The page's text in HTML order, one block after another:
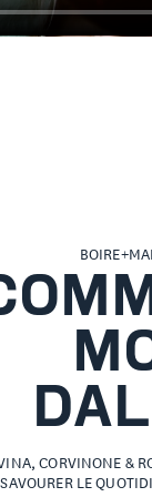
CORVINONE &
SAVOURER LE